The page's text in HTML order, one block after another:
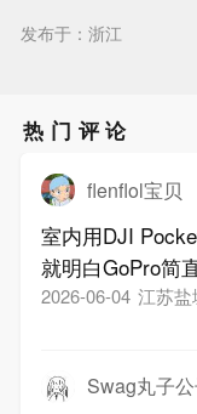
发布于：浙江
热门评论
flenflol宝贝
室内用DJI
就明白GoPro简
2026-06-04 江苏盐
Swag丸子